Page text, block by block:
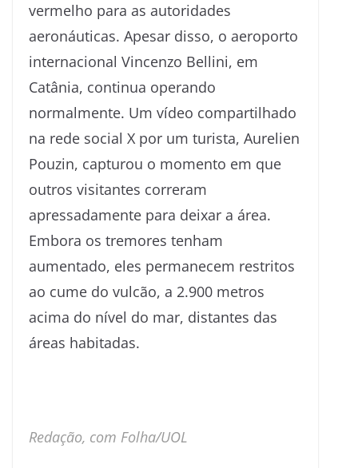
vermelho para as autoridades
aeronáuticas. Apesar disso, o aeroporto
internacional Vincenzo Bellini, em
Catânia, continua operando
normalmente. Um vídeo compartilhado
na rede social X por um turista, Aurelien
Pouzin, capturou o momento em que
outros visitantes correram
apressadamente para deixar a área.
Embora os tremores tenham
aumentado, eles permanecem restritos
ao cume do vulcão, a 2.900 metros
acima do nível do mar, distantes das
áreas habitadas.
Redação, com Folha/UOL